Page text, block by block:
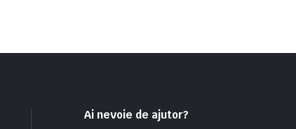
Ai nevoie de ajutor?